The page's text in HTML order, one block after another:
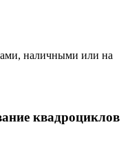
наличными или на
квадроциклов